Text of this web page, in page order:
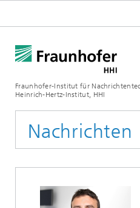
Fraunhofer-Institut für
Heinrich-Hertz-Institut, HHI
Organisationsplan
Forschungsbereiche
Mobilität
Kompression
Videokommunikation und
Vision and Imaging
Künstliche Intelligenz
KOMMUNIKATION & NETZE
Drahtlose Kommunikation und
Photonische Netze und Systeme
PHOTONISCHE KOMPONENTEN &
Hybride Integration und Sensorik
NACHRICHTEN
Archiv
PRESSEMITTEILUNGEN
JAHRESBERICHTE
VERANSTALTUNGEN
SHOWROOMS
SCIENCE TECH SPACE
Nachrichten